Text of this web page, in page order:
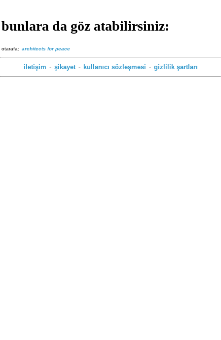
bunlara da göz atabilirsiniz:
otarafa: architects for peace
iletişim - şikayet - kullanıcı sözleşmesi - gizlilik şartları